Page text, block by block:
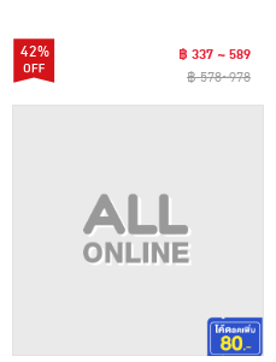
42%
฿ 337 ~ 589
฿ 578~978